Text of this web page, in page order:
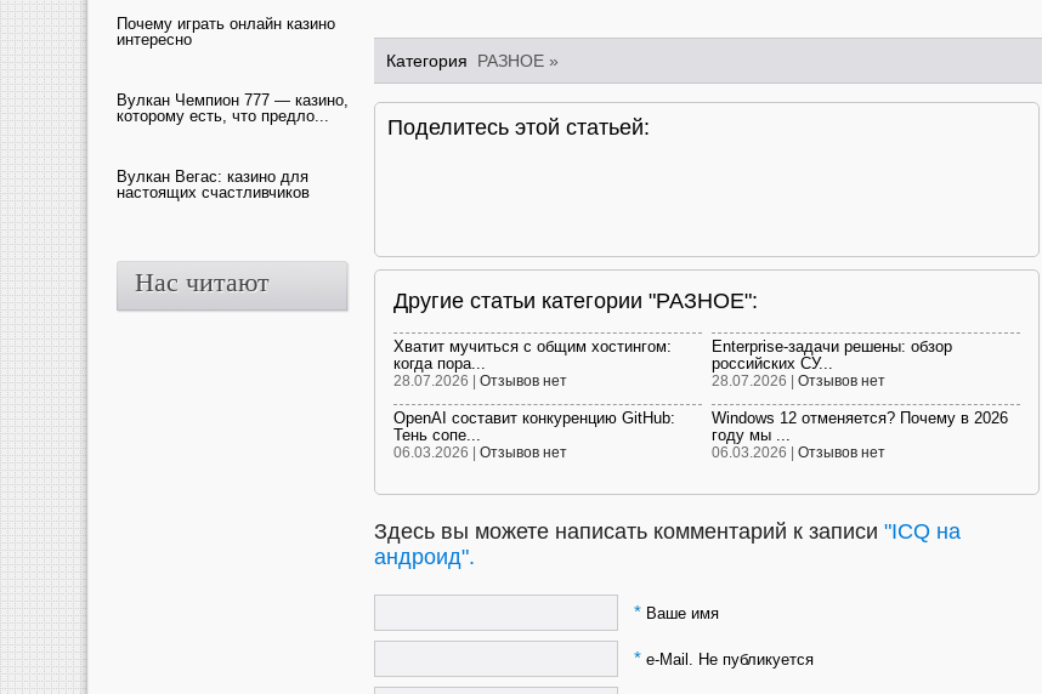
Категория РАЗНОЕ »
Поделитесь этой статьей:
Другие статьи категории "РАЗНОЕ":
Хватит мучиться с общим хостингом:
когда пора...
28.07.2026 | Отзывов нет
Enterprise-задачи решены: обзор
российских СУ...
28.07.2026 | Отзывов нет
OpenAI составит конкуренцию GitHub:
Тень сопе...
06.03.2026 | Отзывов нет
Windows 12 отменяется? Почему в 2026
году мы ...
06.03.2026 | Отзывов нет
Здесь вы можете написать комментарий к записи "ICQ на
андроид".
*Ваше имя
*e-Mail. Не публикуется
Почему играть онлайн казино
интересно
Вулкан Чемпион 777 — казино,
которому есть, что предло...
Вулкан Вегас: казино для
настоящих счастливчиков
Нас читают